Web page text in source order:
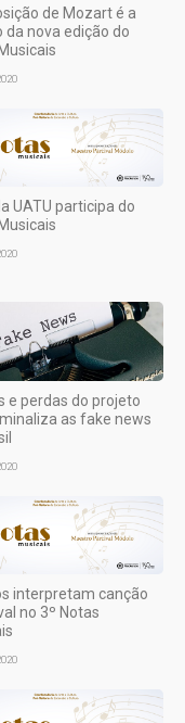
de Mozart é a
da nova edição do
UATU participa do
e perdas do projeto
as fake news
interpretam canção
no 3º Notas